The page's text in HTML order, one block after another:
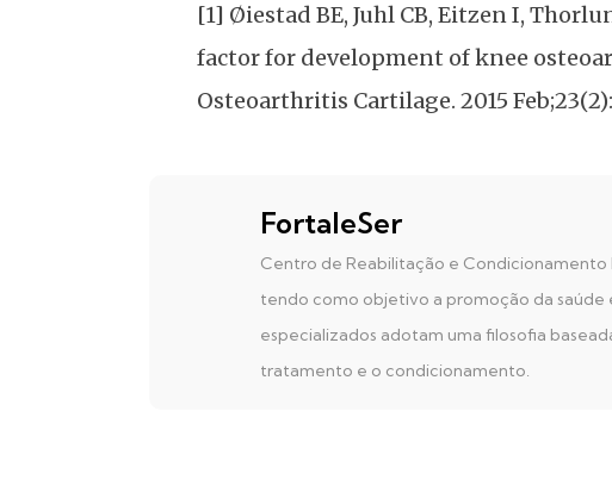
[1] Øiestad BE, Juhl CB, Eitzen I,
factor for development of knee
Osteoarthritis Cartilage. 2015
FortaleSer
Centro de Reabilitação e Condicionamento
tendo como objetivo a promoção da saúde
especializados adotam uma filosofia
tratamento e o condicionamento.